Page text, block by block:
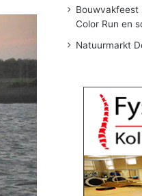
Bouwvakfeest
Color Run en
Natuurmarkt